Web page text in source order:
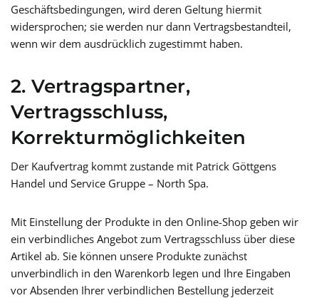
Geschäftsbedingungen, wird deren Geltung hiermit
widersprochen; sie werden nur dann Vertragsbestandteil,
wenn wir dem ausdrücklich zugestimmt haben.
2. Vertragspartner,
Vertragsschluss,
Korrekturmöglichkeiten
Der Kaufvertrag kommt zustande mit Patrick Göttgens
Handel und Service Gruppe – North Spa.
Mit Einstellung der Produkte in den Online-Shop geben wir
ein verbindliches Angebot zum Vertragsschluss über diese
Artikel ab. Sie können unsere Produkte zunächst
unverbindlich in den Warenkorb legen und Ihre Eingaben
vor Absenden Ihrer verbindlichen Bestellung jederzeit